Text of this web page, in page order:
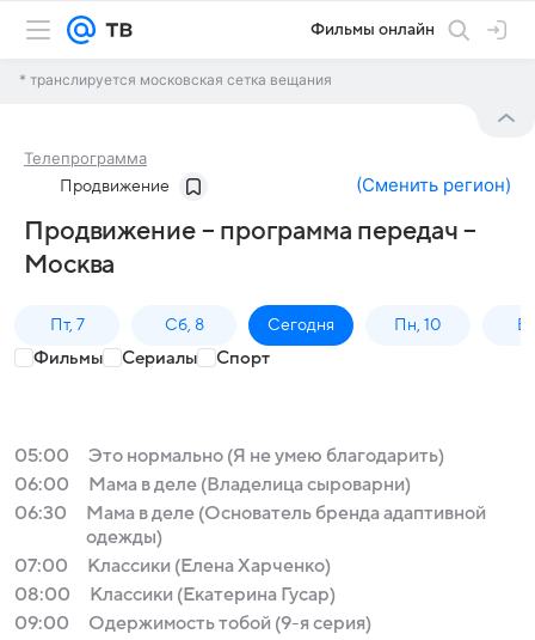
Фильмы онлайн
* транслируется московская сетка вещания
Телепрограмма
Продвижение (Сменить регион)
Продвижение – программа передач –
Москва
Пт, 7 Сб, 8 Сегодня Пн, 10
Фильмы Сериалы Спорт
05:00
Это нормально (Я не умею благодарить)
06:00
Мама в деле (Владелица сыроварни)
06:30
Мама в деле (Основатель бренда адаптивной
одежды)
07:00
Классики (Елена Харченко)
08:00
Классики (Екатерина Гусар)
09:00
Одержимость тобой (9-я серия)